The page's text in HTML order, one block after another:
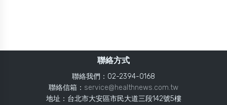
聯絡方式
聯絡我們：02-2394-0168
聯絡信箱： service@healthnews.com.tw
地址：台北市大安區市民大道三段142號5樓